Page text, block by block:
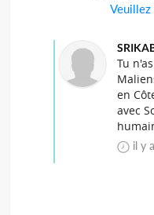
Veuillez
Tu
en
avec
il y